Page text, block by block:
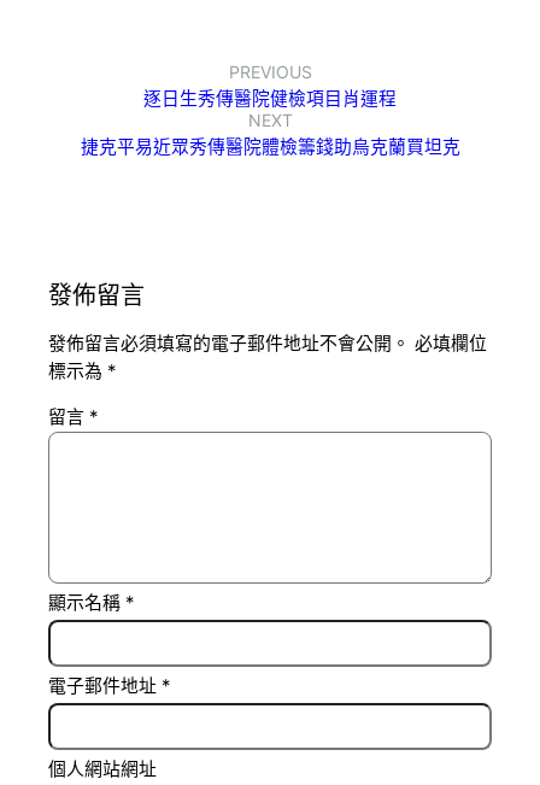
PREVIOUS
逐日生秀傳醫院健檢項目肖運程
NEXT
捷克平易近眾秀傳醫院體檢籌錢助烏克蘭買坦克
發佈留言
發佈留言必須填寫的電子郵件地址不會公開。 必填欄位
標示為 *
留言 *
顯示名稱 *
電子郵件地址 *
個人網站網址